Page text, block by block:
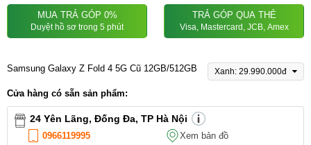
MUA TRẢ GÓP 0%
Duyệt hồ sơ trong 5 phút
TRẢ GÓP QUA THẺ
Visa, Mastercard, JCB, Amex
Samsung Galaxy Z Fold 4 5G Cũ 12GB/512GB Xanh: 29.990.000đ
Cửa hàng có sẵn sản phẩm:
24 Yên Lãng, Đống Đa, TP Hà Nội
0966119995
Xem bản đồ